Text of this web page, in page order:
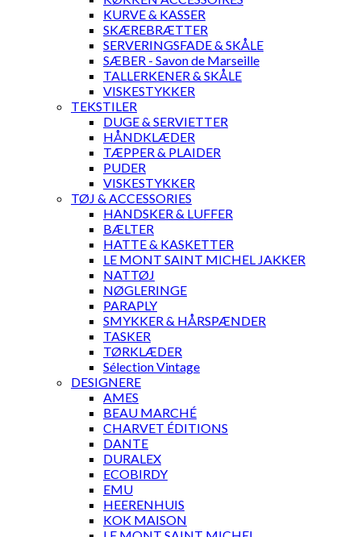
KURVE & KASSER
SKÆREBRÆTTER
SERVERINGSFADE & SKÅLE
SÆBER - Savon de Marseille
TALLERKENER & SKÅLE
VISKESTYKKER
TEKSTILER
DUGE & SERVIETTER
HÅNDKLÆDER
TÆPPER & PLAIDER
PUDER
VISKESTYKKER
TØJ & ACCESSORIES
HANDSKER & LUFFER
BÆLTER
HATTE & KASKETTER
LE MONT SAINT MICHEL JAKKER
NATTØJ
NØGLERINGE
PARAPLY
SMYKKER & HÅRSPÆNDER
TASKER
TØRKLÆDER
Sélection Vintage
DESIGNERE
AMES
BEAU MARCHÉ
CHARVET ÉDITIONS
DANTE
DURALEX
ECOBIRDY
EMU
HEERENHUIS
KOK MAISON